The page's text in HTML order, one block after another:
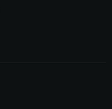
informazioni